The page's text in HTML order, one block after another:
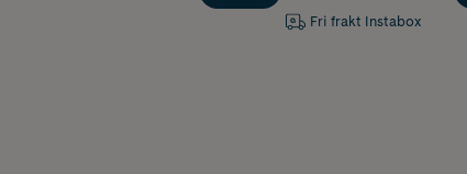
Fri frakt Instabox